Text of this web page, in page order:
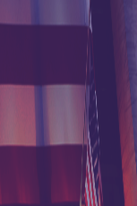
同类文章
企业出海战略合
规与运营设计圆
桌论坛北京站圆
港丰集团企业出